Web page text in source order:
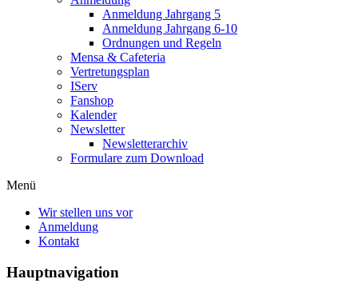
Anmeldung Jahrgang 5
Anmeldung Jahrgang 6-10
Ordnungen und Regeln
Mensa & Cafeteria
Vertretungsplan
IServ
Fanshop
Kalender
Newsletter
Newsletterarchiv
Formulare zum Download
Menü
Wir stellen uns vor
Anmeldung
Kontakt
Hauptnavigation